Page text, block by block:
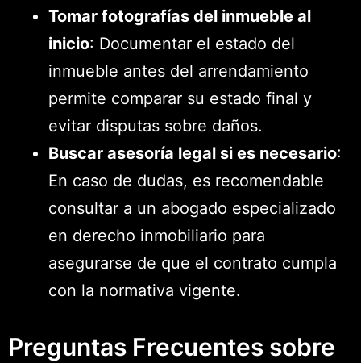
Tomar fotografías del inmueble al
inicio: Documentar el estado del
inmueble antes del arrendamiento
permite comparar su estado final y
evitar disputas sobre daños.
Buscar asesoría legal si es necesario:
En caso de dudas, es recomendable
consultar a un abogado especializado
en derecho inmobiliario para
asegurarse de que el contrato cumpla
con la normativa vigente.
Preguntas Frecuentes sobre